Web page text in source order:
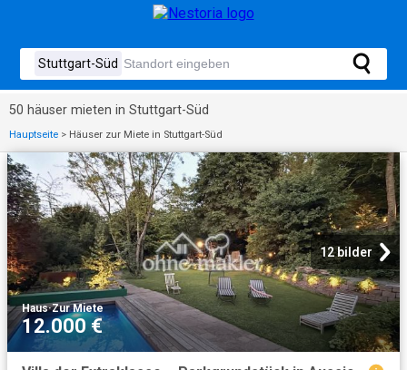
50 häuser mieten in Stuttgart-Süd
Hauptseite > Häuser zur Miete in Stuttgart-Süd
12 bilder
Haus·Zur Miete
12.000 €